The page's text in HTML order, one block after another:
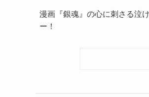
漫画『銀魂』の心に刺さる泣
ー！